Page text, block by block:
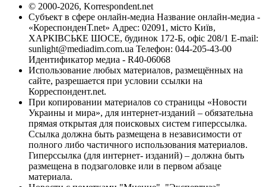
© 2000-2026, Korrespondent.net
Субъект в сфере онлайн-медиа Название онлайн-медиа -
«КореспонденТ.net» Адрес: 02091, місто Київ,
ХАРКІВСЬКЕ ШОСЕ, будинок 172-Б, офіс 208/1 E-mail:
sunlight@mediadim.com.ua Телефон: 044-205-43-00
Идентификатор медиа - R40-06068
Использование любых материалов, размещённых на
сайте, разрешается при условии ссылки на
Корреспондент.net.
При копировании материалов со страницы «Новости
Украины и мира», для интернет-изданий – обязательна
прямая открытая для поисковых систем гиперссылка.
Ссылка должна быть размещена в независимости от
полного либо частичного использования материалов.
Гиперссылка (для интернет- изданий) – должна быть
размещена в подзаголовке или в первом абзаце
материала.